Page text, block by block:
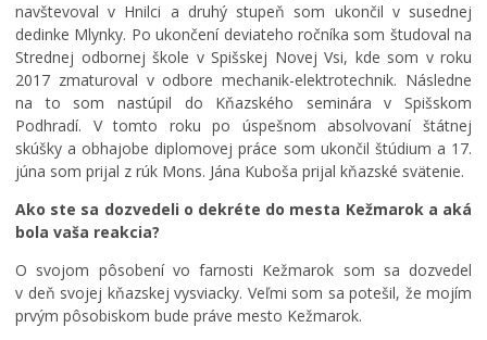
navštevoval v Hnilci a druhý stupeň som ukončil v susednej
dedinke Mlynky. Po ukončení deviateho ročníka som študoval na
Strednej odbornej škole v Spišskej Novej Vsi, kde som v roku
2017 zmaturoval v odbore mechanik-elektrotechnik. Následne
na to som nastúpil do Kňazského seminára v Spišskom
Podhradí. V tomto roku po úspešnom absolvovaní štátnej
skúšky a obhajobe diplomovej práce som ukončil štúdium a 17.
júna som prijal z rúk Mons. Jána Kuboša prijal kňazské svätenie.
Ako ste sa dozvedeli o dekréte do mesta Kežmarok a aká
bola vaša reakcia?
O svojom pôsobení vo farnosti Kežmarok som sa dozvedel
v deň svojej kňazskej vysviacky. Veľmi som sa potešil, že mojím
prvým pôsobiskom bude práve mesto Kežmarok.
L
e
t
é
k
p
a
l
J
u
h
d
e
f
i
n
t
í
n
e
p
P
r
e
c
h
á
d
k
a
a
s
o